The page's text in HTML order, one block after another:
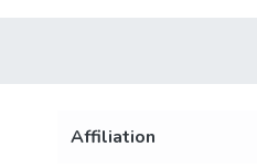
Affiliation